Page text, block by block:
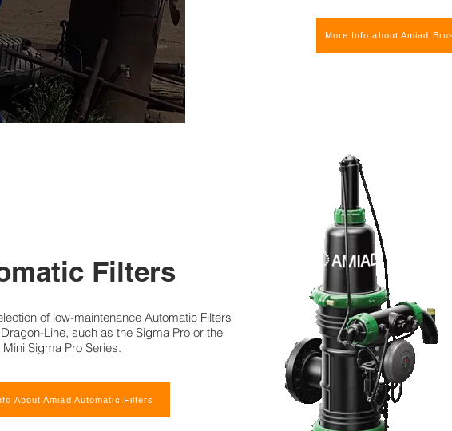
Filters
of low-maintenance Automatic Filters
Line, such as the Sigma Pro or the
Mini Sigma Pro Series.
About Amiad Automatic Filters
More Info about Amiad